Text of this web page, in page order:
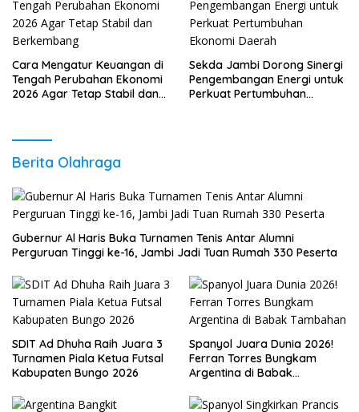
Cara Mengatur Keuangan di
Tengah Perubahan Ekonomi
2026 Agar Tetap Stabil dan
Sekda Jambi Dorong Sinergi
Pengembangan Energi untuk
Perkuat Pertumbuhan
Berita Olahraga
Gubernur Al Haris Buka Turnamen Tenis Antar Alumni
Perguruan Tinggi ke-16, Jambi Jadi Tuan Rumah 330 Peserta
SDIT Ad Dhuha Raih Juara 3
Turnamen Piala Ketua Futsal
Kabupaten Bungo 2026
Spanyol Juara Dunia 2026!
Ferran Torres Bungkam
Argentina di Babak